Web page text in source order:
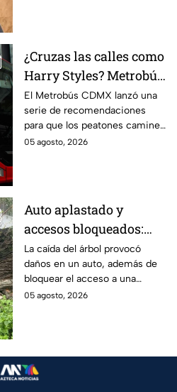
¿Cruzas las calles como
Harry Styles? Metrobús
lanza
recomendaciones de
seguridad para
peatones en CDMX
El Metrobús CDMX lanzó una
serie de recomendaciones
para que los peatones caminen
y crucen las calles con
05 agosto, 2026
Auto aplastado y
accesos bloqueados:
Cae gigantesco árbol en
calles de la GAM y deja
graves daños
La caída del árbol provocó
daños en un auto, además de
bloquear el acceso a una
unidad habitacional en la
05 agosto, 2026